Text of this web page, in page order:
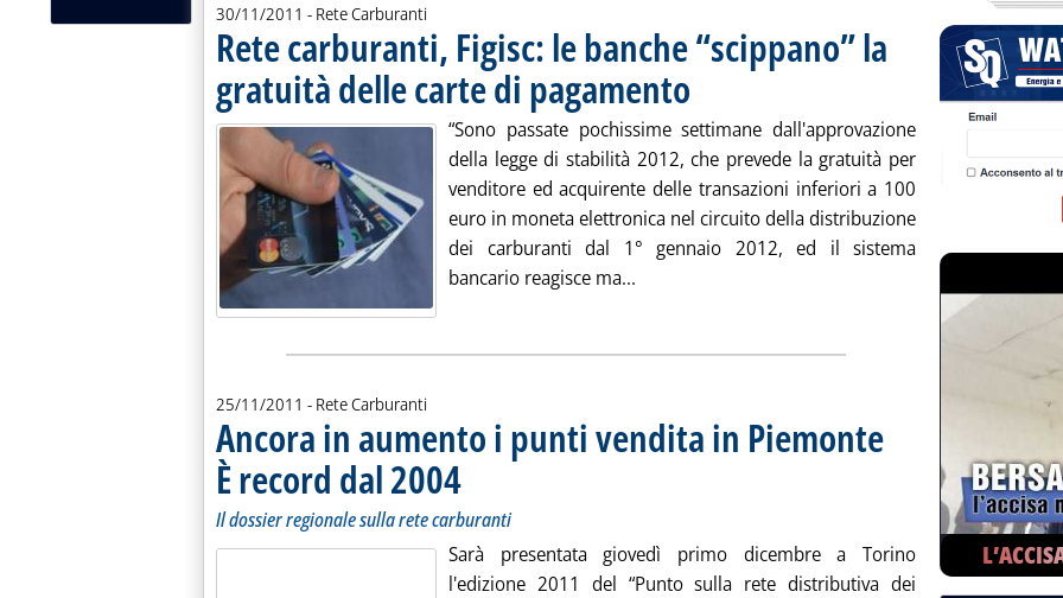
30/11/2011 - Rete Carburanti
Rete carburanti, Figisc: le banche “scippano” la
gratuità delle carte di pagamento . Pubblicata mercoledì 30 novembre 2011 alle 17.52.
“Sono passate pochissime settimane dall'approvazione
della legge di stabilità 2012, che prevede la gratuità per
venditore ed acquirente delle transazioni inferiori a 100
euro in moneta elettronica nel circuito della distribuzione
dei carburanti dal 1° gennaio 2012, ed il sistema
bancario reagisce ma...
25/11/2011 - Rete Carburanti
Ancora in aumento i punti vendita in Piemonte
È record dal 2004 . Sottotitolo: Il dossier regionale sulla rete carburanti
. Pubblicata venerdì 25 novembre 2011 alle 15.24.
Il dossier regionale sulla rete carburanti
Sarà presentata giovedì primo dicembre a Torino
l'edizione 2011 del “Punto sulla rete distributiva dei